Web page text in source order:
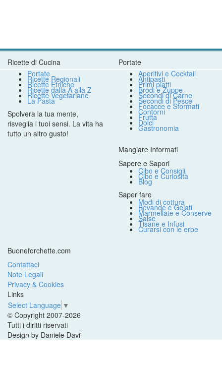
Ricette di Cucina
Portate
Ricette Regionali
Ricette Etniche
Ricette dalla A alla Z
Ricette Vegetariane
La Pasta
Spolvera la tua mente,
risveglia i tuoi sensi. La vita ha
tutto un altro gusto!
Portate
Aperitivi e Cocktail
Antipasti
Primi piatti
Brodi e Zuppe
Secondi di Carne
Secondi di Pesce
Focacce e Sformati
Contorni
Frutta
Dolci
Gastronomia
Mangiare Informati
Sapere e Sapori
Cibo e Consigli
Cibo e Curiosità
Blog
Saper fare
Modi di cottura
Bevande e Gelati
Marmellate e Conserve
Salse
Tisane e Infusi
Curarsi con le erbe
Buoneforchette.com
Contattaci
Note Legali
Privacy & Cookies
Links
Select Language ▼
© Copyright 2007-2026
Tutti i diritti riservati
Design by Daniele Davi'